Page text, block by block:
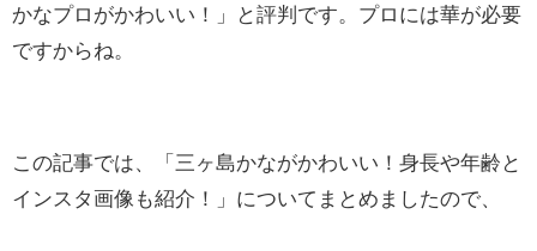
かなプロがかわいい！」と評判です。プロには華が必要
ですからね。
この記事では、「三ヶ島かながかわいい！身長や年齢と
インスタ画像も紹介！」についてまとめましたので、